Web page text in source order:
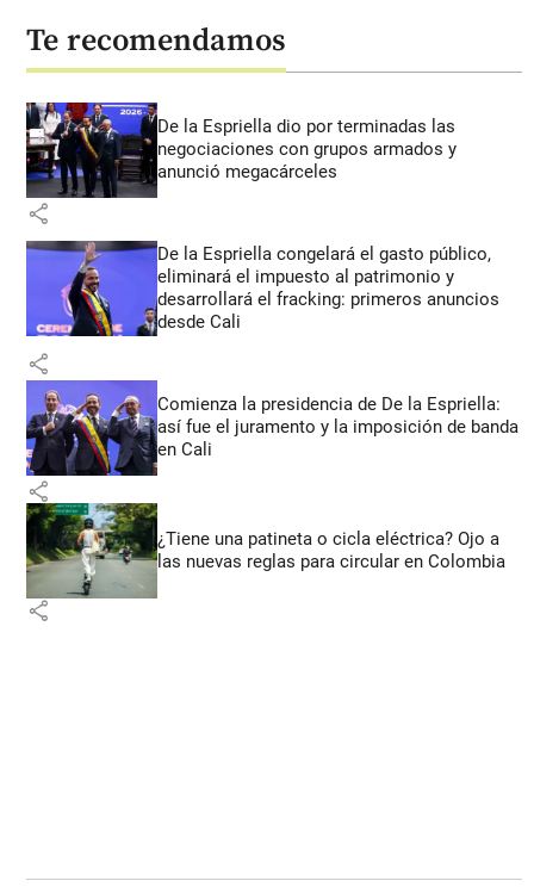
Te recomendamos
De la Espriella dio por terminadas las
negociaciones con grupos armados y
anunció megacárceles
share
De la Espriella congelará el gasto público,
eliminará el impuesto al patrimonio y
desarrollará el fracking: primeros anuncios
desde Cali
share
Comienza la presidencia de De la Espriella:
así fue el juramento y la imposición de banda
en Cali
share
¿Tiene una patineta o cicla eléctrica? Ojo a
las nuevas reglas para circular en Colombia
share